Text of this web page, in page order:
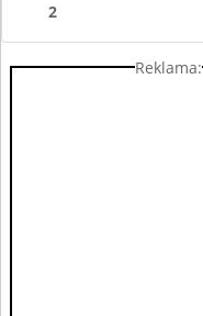
2
Reklama: